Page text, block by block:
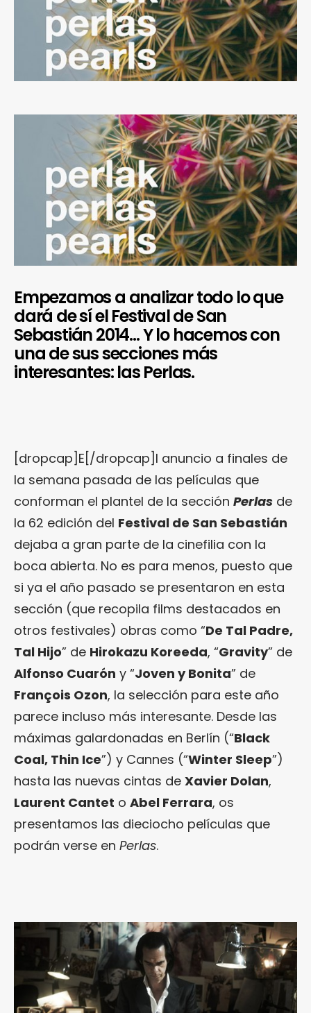
Empezamos a analizar todo lo que
dará de sí el Festival de San
Sebastián 2014… Y lo hacemos con
una de sus secciones más
interesantes: las Perlas.
[dropcap]E[/dropcap]l anuncio a finales de
la semana pasada de las películas que
conforman el plantel de la sección Perlas de
la 62 edición del Festival de San Sebastián
dejaba a gran parte de la cinefilia con la
boca abierta. No es para menos, puesto que
si ya el año pasado se presentaron en esta
sección (que recopila films destacados en
otros festivales) obras como “De Tal Padre,
Tal Hijo” de Hirokazu Koreeda, “Gravity” de
Alfonso Cuarón y “Joven y Bonita” de
François Ozon, la selección para este año
parece incluso más interesante. Desde las
máximas galardonadas en Berlín (“Black
Coal, Thin Ice”) y Cannes (“Winter Sleep”)
hasta las nuevas cintas de Xavier Dolan,
Laurent Cantet o Abel Ferrara, os
presentamos las dieciocho películas que
podrán verse en Perlas.
¿Te gusta fantasticmag.es?
Pues, ahora que esta web está inactiva,
puede interesarte que la aventura
continúa en
sinceramente.cc